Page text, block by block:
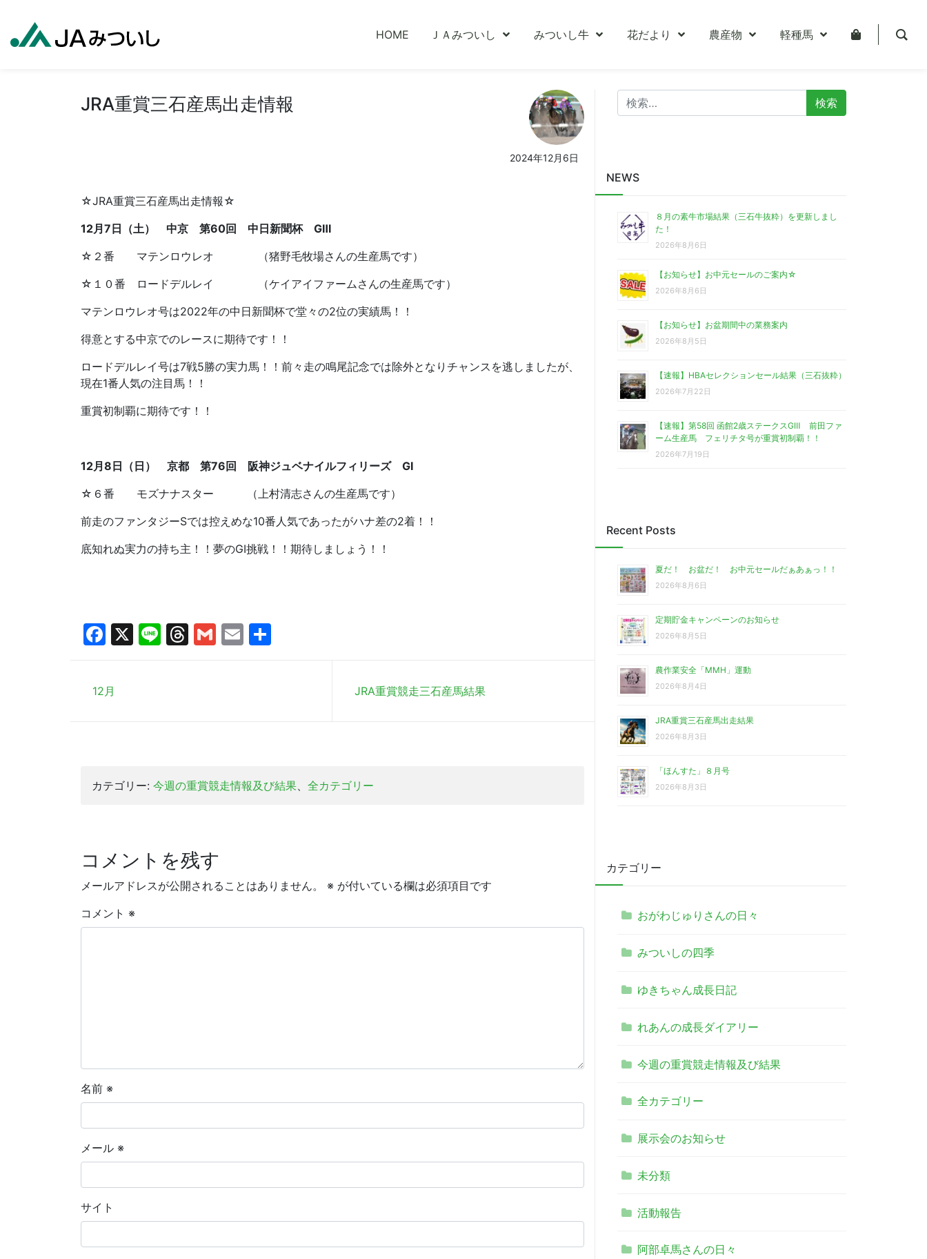
HOME ＪＡみついし みついし牛 花だより 農産物 軽種馬
JRA重賞三石産馬出走情報
2024年12月6日
☆JRA重賞三石産馬出走情報☆
12月7日（土） 中京 第60回 中日新聞杯 GⅢ
☆２番 マテンロウレオ （猪野毛牧場さんの生産馬です）
☆１０番 ロードデルレイ （ケイアイファームさんの生産馬です）
マテンロウレオ号は2022年の中日新聞杯で堂々の2位の実績馬！！
得意とする中京でのレースに期待です！！
ロードデルレイ号は7戦5勝の実力馬！！前々走の鳴尾記念では除外となりチャンスを逃しましたが、
現在1番人気の注目馬！！
重賞初制覇に期待です！！
12月8日（日） 京都 第76回 阪神ジュベナイルフィリーズ GⅠ
☆６番 モズナナスター （上村清志さんの生産馬です）
前走のファンタジーSでは控えめな10番人気であったがハナ差の2着！！
底知れぬ実力の持ち主！！夢のGⅠ挑戦！！期待しましょう！！
Facebook
X LineThreads
Gmail
Email
12月 JRA重賞競走三石産馬結果
カテゴリー: 今週の重賞競走情報及び結果、 全カテゴリー
コメントを残す
メールアドレスが公開されることはありません。 ※ が付いている欄は必須項目です
コメント ※
名前 ※
メール ※
サイト
検
索:
NEWS
８月の素牛市場結果（三石牛抜粋）を更新しまし
た！
2026年8月6日
【お知らせ】お中元セールのご案内☆
2026年8月6日
【お知らせ】お盆期間中の業務案内
2026年8月5日
【速報】HBAセレクションセール結果（三石抜粋）
2026年7月22日
【速報】第58回 函館2歳ステークスGⅢ 前田ファ
ーム生産馬 フェリチタ号が重賞初制覇！！
2026年7月19日
Recent Posts
夏だ！ お盆だ！ お中元セールだぁあぁっ！！
2026年8月6日
定期貯金キャンペーンのお知らせ
2026年8月5日
農作業安全「MMH」運動
2026年8月4日
JRA重賞三石産馬出走結果
2026年8月3日
「ほんすた」８月号
2026年8月3日
カテゴリー
おがわじゅりさんの日々
みついしの四季
ゆきちゃん成長日記
れあんの成長ダイアリー
今週の重賞競走情報及び結果
全カテゴリー
展示会のお知らせ
未分類
活動報告
阿部卓馬さんの日々